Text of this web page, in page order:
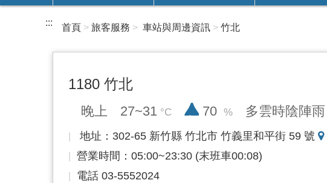
::: 首頁 旅客服務 車站與周邊資訊 竹北
1180 竹北
晚上 27~31 降雨率
70 多雲時陰陣雨
地址：302-65 新竹縣 竹北市 竹義里和平街 59 號
營業時間：05:00~23:30 (末班車00:08)
電話 03-5552024